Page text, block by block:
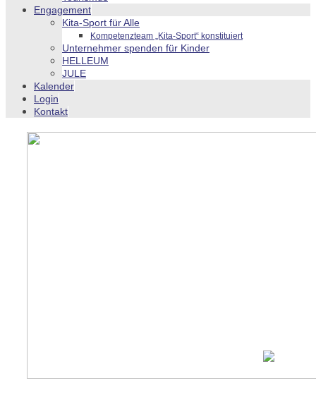
Engagement
Kita-Sport für Alle
Kompetenzteam „Kita-Sport“ konstituiert
Unternehmer spenden für Kinder
HELLEUM
JULE
Kalender
Login
Kontakt